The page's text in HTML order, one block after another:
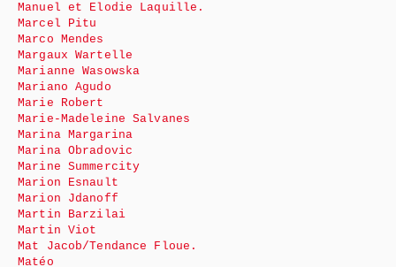
Manuel et Elodie Laquille.
Marcel Pitu
Marco Mendes
Margaux Wartelle
Marianne Wasowska
Mariano Agudo
Marie Robert
Marie-Madeleine Salvanes
Marina Margarina
Marina Obradovic
Marine Summercity
Marion Esnault
Marion Jdanoff
Martin Barzilai
Martin Viot
Mat Jacob/Tendance Floue.
Matéo